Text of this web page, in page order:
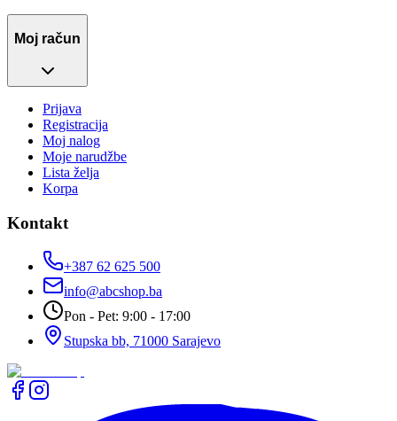
Moj račun
Prijava
Registracija
Moj nalog
Moje narudžbe
Lista želja
Korpa
Kontakt
+387 62 625 500
info@abcshop.ba
Pon - Pet: 9:00 - 17:00
Stupska bb, 71000 Sarajevo